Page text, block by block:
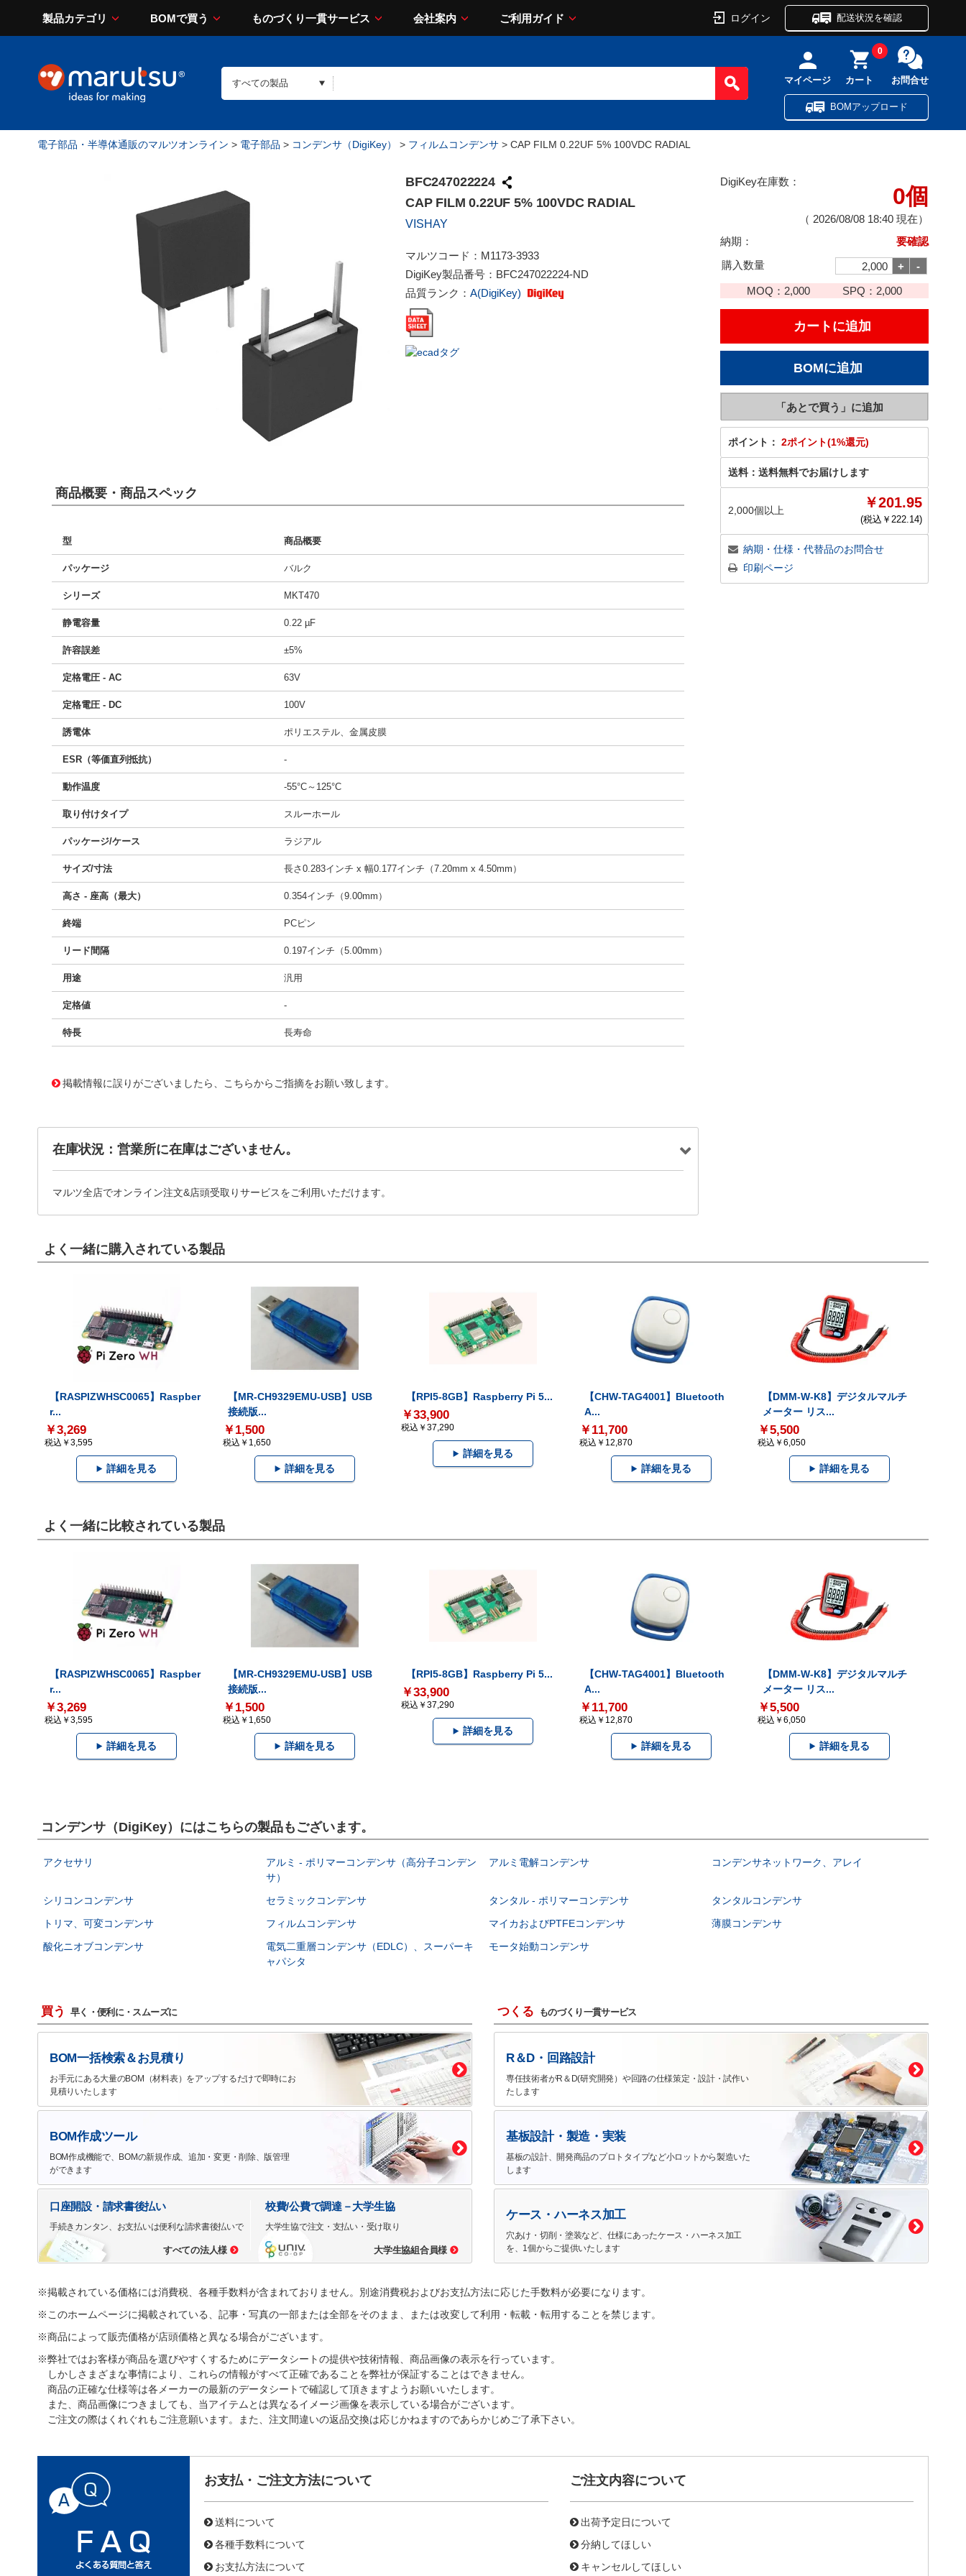
製品カテゴリ BOMで買う ものづくり一貫サービス 会社案内 ご利用ガイド ログイン 配送状況を確認
マイページ カート
0
お問合せ
BOMアップロード
電子部品・半導体通販のマルツオンライン > 電子部品 > コンデンサ（DigiKey） > フィルムコンデンサ > CAP FILM 0.22UF 5% 100VDC RADIAL
BFC247022224
CAP FILM 0.22UF 5% 100VDC RADIAL
VISHAY
マルツコード： M1173-3933
DigiKey製品番号： BFC247022224-ND
品質ランク： A(DigiKey)
DigiKey在庫数：
0個
（ 2026/08/08 18:40 現在）
納期：
要確認
購入数量
MOQ： 2,000 SPQ： 2,000
ポイント： 2ポイント(1%還元)
送料： 送料無料でお届けします
2,000個以上 ￥201.95
(税込￥ 222.14)
納期・仕様・代替品のお問合せ
印刷ページ
商品概要・商品スペック
型 商品概要
パッケージ バルク
シリーズ MKT470
静電容量 0.22 µF
許容誤差 ±5%
定格電圧 - AC 63V
定格電圧 - DC 100V
誘電体 ポリエステル、金属皮膜
ESR（等価直列抵抗） -
動作温度 -55°C～125°C
取り付けタイプ スルーホール
パッケージ/ケース ラジアル
サイズ/寸法 長さ0.283インチ x 幅0.177インチ（7.20mm x 4.50mm）
高さ - 座高（最大） 0.354インチ（9.00mm）
終端 PCピン
リード間隔 0.197インチ（5.00mm）
用途 汎用
定格値 -
特長 長寿命
掲載情報に誤りがございましたら、こちらからご指摘をお願い致します。
在庫状況：営業所に在庫はございません。
マルツ全店でオンライン注文&店頭受取りサービスをご利用いただけます。
よく一緒に購入されている製品
【RASPIZWHSC0065】Raspber
r...
￥3,269
税込￥3,595
詳細を見る
【MR-CH9329EMU-USB】USB
接続版...
￥1,500
税込￥1,650
詳細を見る
【RPI5-8GB】Raspberry Pi 5...
￥33,900
税込￥37,290
詳細を見る
【CHW-TAG4001】Bluetooth
A...
￥11,700
税込￥12,870
詳細を見る
【DMM-W-K8】デジタルマルチ
メーター リス...
￥5,500
税込￥6,050
詳細を見る
よく一緒に比較されている製品
【RASPIZWHSC0065】Raspber
r...
￥3,269
税込￥3,595
詳細を見る
【MR-CH9329EMU-USB】USB
接続版...
￥1,500
税込￥1,650
詳細を見る
【RPI5-8GB】Raspberry Pi 5...
￥33,900
税込￥37,290
詳細を見る
【CHW-TAG4001】Bluetooth
A...
￥11,700
税込￥12,870
詳細を見る
【DMM-W-K8】デジタルマルチ
メーター リス...
￥5,500
税込￥6,050
詳細を見る
コンデンサ（DigiKey）にはこちらの製品もございます。
アクセサリ
アルミ - ポリマーコンデンサ（高分子コンデン
サ）
アルミ電解コンデンサ コンデンサネットワーク、アレイ
シリコンコンデンサ セラミックコンデンサ タンタル - ポリマーコンデンサ
タンタルコンデンサ
トリマ、可変コンデンサ
フィルムコンデンサ マイカおよびPTFEコンデンサ
薄膜コンデンサ
酸化ニオブコンデンサ
電気二重層コンデンサ（EDLC）、スーパーキ
ャパシタ
モータ始動コンデンサ
買う 早く・便利に・スムーズに
BOM一括検索＆お見積り
お手元にある大量のBOM（材料表）をアップするだけで即時にお
見積りいたします
BOM作成ツール
BOM作成機能で、BOMの新規作成、追加・変更・削除、版管理
ができます
口座開設・請求書後払い
手続きカンタン、お支払いは便利な請求書後払いで
すべての法人様
校費/公費で調達－大学生協
大学生協で注文・支払い・受け取り
大学生協組合員様
つくる ものづくり一貫サービス
R＆D・回路設計
専任技術者がR＆D(研究開発）や回路の仕様策定・設計・試作い
たします
基板設計・製造・実装
基板の設計、開発商品のプロトタイプなど小ロットから製造いた
します
ケース・ハーネス加工
穴あけ・切削・塗装など、仕様にあったケース・ハーネス加工
を、1個からご提供いたします
※掲載されている価格には消費税、各種手数料が含まれておりません。別途消費税およびお支払方法に応じた手数料が必要になります。
※このホームページに掲載されている、記事・写真の一部または全部をそのまま、または改変して利用・転載・転用することを禁じます。
※商品によって販売価格が店頭価格と異なる場合がございます。
※弊社ではお客様が商品を選びやすくするためにデータシートの提供や技術情報、商品画像の表示を行っています。
しかしさまざまな事情により、これらの情報がすべて正確であることを弊社が保証することはできません。
商品の正確な仕様等は各メーカーの最新のデータシートで確認して頂きますようお願いいたします。
また、商品画像につきましても、当アイテムとは異なるイメージ画像を表示している場合がございます。
ご注文の際はくれぐれもご注意願います。また、注文間違いの返品交換は応じかねますのであらかじめご了承下さい。
お支払・ご注文方法について
送料について
各種手数料について
お支払方法について
ご注文内容について
出荷予定日について
分納してほしい
キャンセルしてほしい